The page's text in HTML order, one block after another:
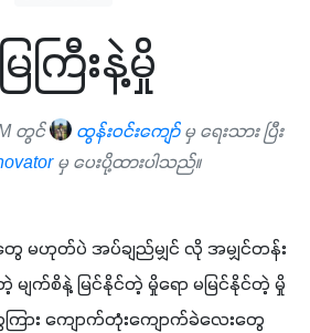
ေကြီးနဲ့မှို
တွင် ထွန်းဝင်းကျော်မှ ရေးသား ပြီး
မှ ပေးပို့ထားပါသည်။
မဟုတ်ပဲ အပ်ချည်မျှင် လို အမျှင်တန်း
မျက်စိနဲ့ မြင်နိုင်တဲ့ မှိုရော မမြင်နိုင်တဲ့ မှို
ကြား ကျောက်တုံးကျောက်ခဲလေးတွေ